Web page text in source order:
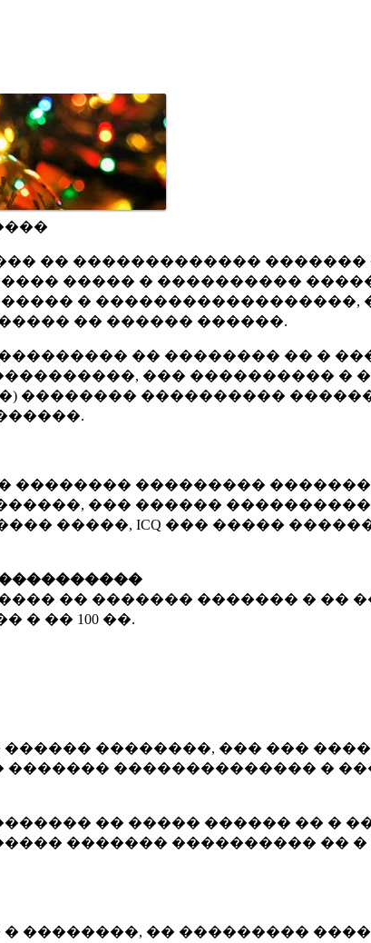
�� �������������
����� � ����������
� ������������������,
�� ������ ������.
�� �������� �� �
��� ���������� �
�������� ����������
������.
�������� ���������
��� ������
�����, ICQ ��� �����
�� ������� ������� � ��
� �� 100 ��.
��������, ��� ���
�������������� �
�� ����� ������ �� �
������� ���������� ��
��������, �� ���������